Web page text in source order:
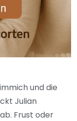
und die
Julian
Frust oder